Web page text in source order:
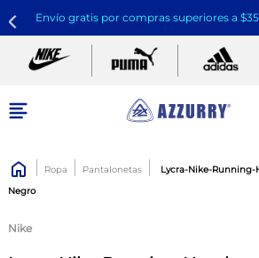
Envío gratis por compras superiores a
Ropa Pantalonetas
Lycra-Nike-
Negro
Nike